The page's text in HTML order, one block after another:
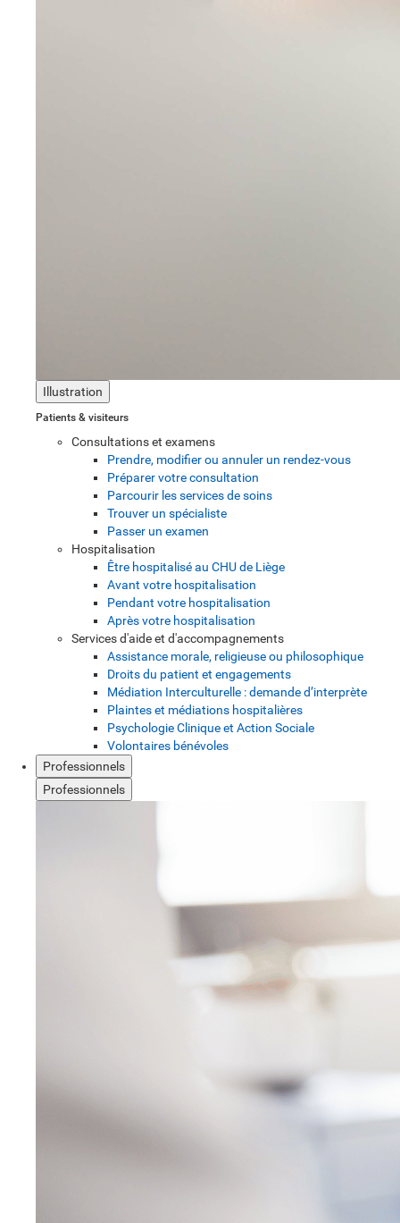
Illustration
Patients & visiteurs
Consultations et examens
Prendre, modifier ou annuler un rendez-vous
Préparer votre consultation
Parcourir les services de soins
Trouver un spécialiste
Passer un examen
Hospitalisation
Être hospitalisé au CHU de Liège
Avant votre hospitalisation
Pendant votre hospitalisation
Après votre hospitalisation
Services d'aide et d'accompagnements
Assistance morale, religieuse ou philosophique
Droits du patient et engagements
Médiation Interculturelle : demande d’interprète
Plaintes et médiations hospitalières
Psychologie Clinique et Action Sociale
Volontaires bénévoles
Professionnels
Professionnels